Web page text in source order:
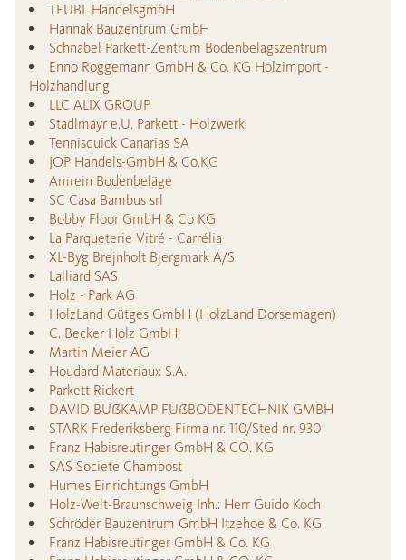
TEUBL HandelsgmbH
Hannak Bauzentrum GmbH
Schnabel Parkett-Zentrum Bodenbelagszentrum
Enno Roggemann GmbH & Co. KG Holzimport -
Holzhandlung
LLC ALIX GROUP
Stadlmayr e.U. Parkett - Holzwerk
Tennisquick Canarias SA
JOP Handels-GmbH & Co.KG
Amrein Bodenbeläge
SC Casa Bambus srl
Bobby Floor GmbH & Co KG
La Parqueterie Vitré - Carrélia
XL-Byg Brejnholt Bjergmark A/S
Lalliard SAS
Holz - Park AG
HolzLand Gütges GmbH (HolzLand Dorsemagen)
C. Becker Holz GmbH
Martin Meier AG
Houdard Materiaux S.A.
Parkett Rickert
DAVID BUßKAMP FUßBODENTECHNIK GMBH
STARK Frederiksberg Firma nr. 110/Sted nr. 930
Franz Habisreutinger GmbH & CO. KG
SAS Societe Chambost
Humes Einrichtungs GmbH
Holz-Welt-Braunschweig Inh.: Herr Guido Koch
Schröder Bauzentrum GmbH Itzehoe & Co. KG
Franz Habisreutinger GmbH & Co. KG